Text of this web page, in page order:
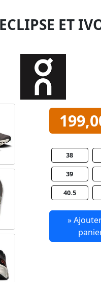
ET
38
39
40.5
»